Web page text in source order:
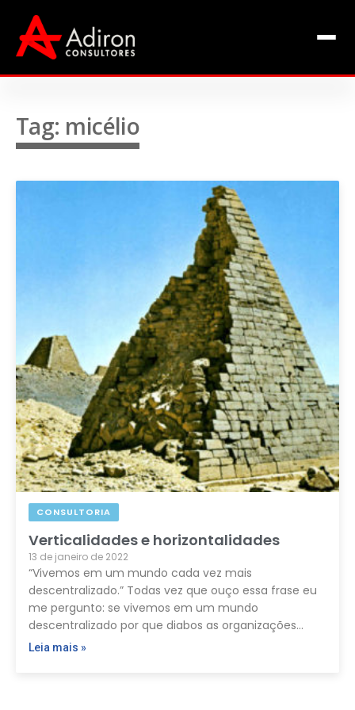
Livros de Fábio Adiron
Contato
Tag: micélio
CONSULTORIA
Verticalidades e horizontalidades
13 de janeiro de 2022
“Vivemos em um mundo cada vez mais
descentralizado.” Todas vez que ouço essa frase eu
me pergunto: se vivemos em um mundo
descentralizado por que diabos as organizações…
Leia mais »